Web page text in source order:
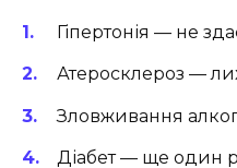
Гіпертонія — не
Атеросклероз —
Зловживання
Діабет — ще один